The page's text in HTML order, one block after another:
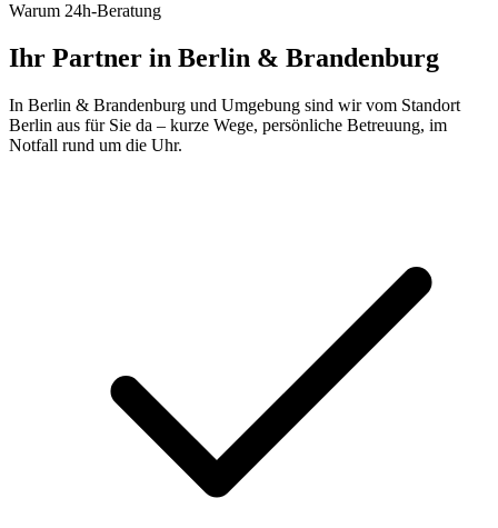
Warum 24h-Beratung
Ihr Partner in Berlin & Brandenburg
In Berlin & Brandenburg und Umgebung sind wir vom Standort
Berlin aus für Sie da – kurze Wege, persönliche Betreuung, im
Notfall rund um die Uhr.